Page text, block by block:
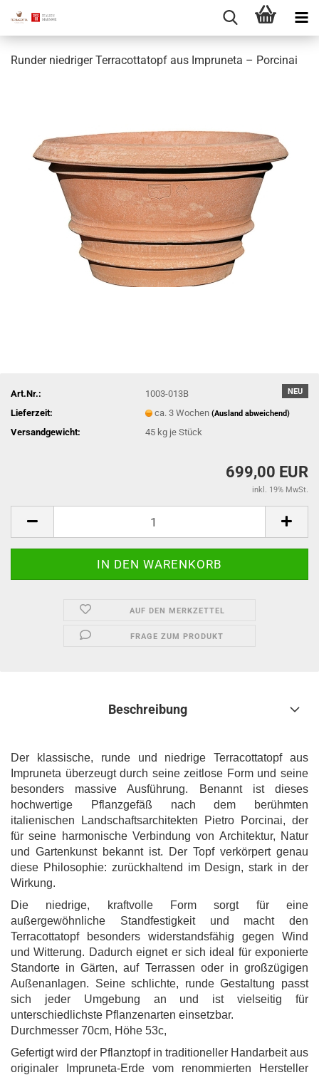
Runder niedriger Terracottatopf aus Impruneta – Porcinai
NEU
Art.Nr.:
1003-013B
Lieferzeit:
ca. 3 Wochen(Ausland abweichend)
Versandgewicht: 45 kg je Stück
699,00 EUR
inkl. 19% MwSt.
AUF DEN MERKZETTEL
FRAGE ZUM PRODUKT
Beschreibung
Der klassische, runde und niedrige Terracottatopf aus
Impruneta überzeugt durch seine zeitlose Form und seine
besonders massive Ausführung. Benannt ist dieses
hochwertige Pflanzgefäß nach dem berühmten
italienischen Landschaftsarchitekten Pietro Porcinai, der
für seine harmonische Verbindung von Architektur, Natur
und Gartenkunst bekannt ist. Der Topf verkörpert genau
diese Philosophie: zurückhaltend im Design, stark in der
Wirkung.
Die niedrige, kraftvolle Form sorgt für eine
außergewöhnliche Standfestigkeit und macht den
Terracottatopf besonders widerstandsfähig gegen Wind
und Witterung. Dadurch eignet er sich ideal für exponierte
Standorte in Gärten, auf Terrassen oder in großzügigen
Außenanlagen. Seine schlichte, runde Gestaltung passt
sich jeder Umgebung an und ist vielseitig für
unterschiedlichste Pflanzenarten einsetzbar.
Durchmesser 70cm, Höhe 53c,
Gefertigt wird der Pflanztopf in traditioneller Handarbeit aus
originaler Impruneta-Erde vom renommierten Hersteller